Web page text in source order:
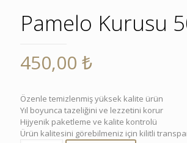
Pamelo Kurusu
450,00 ₺
Özenle temizlenmiş yüksek kalite ürün
Yıl boyunca tazeliğini ve lezzetini korur
Hijyenik paketleme ve kalite kontrolü
Ürün kalitesini görebilmeniz için kilitli